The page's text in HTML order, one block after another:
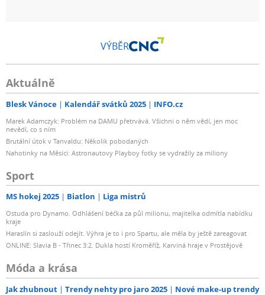
VÝBĚR
Aktuálně
Blesk Vánoce Kalendář svátků 2025 INFO.cz
Marek Adamczyk: Problém na DAMU přetrvává. Všichni o něm vědí, jen moc
nevědí, co s ním
Brutální útok v Tanvaldu: Několik pobodaných
Nahotinky na Měsíci: Astronautovy Playboy fotky se vydražily za miliony
Sport
MS hokej 2025 Biatlon Liga mistrů
Ostuda pro Dynamo. Odhlášení béčka za půl milionu, majitelka odmítla nabídku
kraje
Haraslín si zaslouží odejít. Výhra je to i pro Spartu, ale měla by ještě zareagovat
ONLINE: Slavia B - Třinec 3:2. Dukla hostí Kroměříž, Karviná hraje v Prostějově
Móda a krása
Jak zhubnout Trendy nehty pro jaro 2025 Nové make-up trendy